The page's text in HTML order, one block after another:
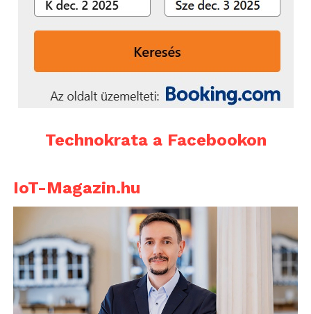
Technokrata a Facebookon
IoT-Magazin.hu